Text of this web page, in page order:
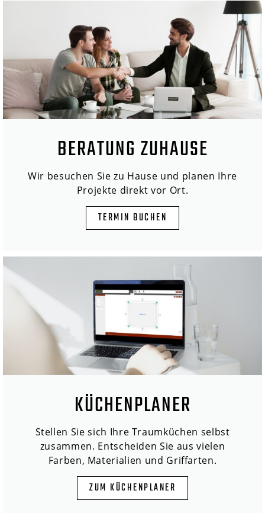
BERATUNG ZUHAUSE
Wir besuchen Sie zu Hause und planen Ihre
Projekte direkt vor Ort.
TERMIN BUCHEN
KÜCHENPLANER
Stellen Sie sich Ihre Traumküchen selbst
zusammen. Entscheiden Sie aus vielen
Farben, Materialien und Griffarten.
ZUM KÜCHENPLANER